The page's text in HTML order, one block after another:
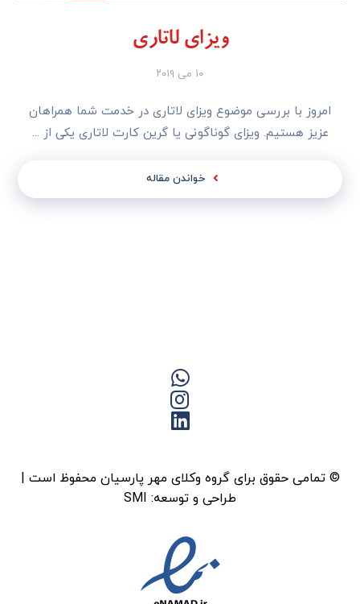
ویزای لاتاری
۱۰ می ۲۰۱۹
امروز با بررسی موضوع ویزای لاتاری در خدمت شما همراهان
عزیز هستیم. ویزای گوناگونی یا گرین کارت لاتاری یکی از ...
خواندن مقاله
© تمامی حقوق برای گروه وکلای مهر پارسیان محفوظ است |
طراحی و توسعه: SMI